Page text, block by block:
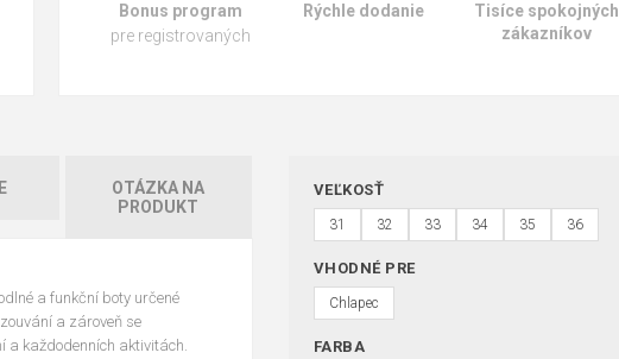
Bonus program
pre registrovaných
Rýchle dodanie
Tisíce spokojných
zákazníkov
OTÁZKA NA
PRODUKT
a funkční boty určené
a zároveň se
a každodenních aktivitách.
VEĽKOSŤ
31 32 33 34 35 36
VHODNÉ PRE
Chlapec
FARBA